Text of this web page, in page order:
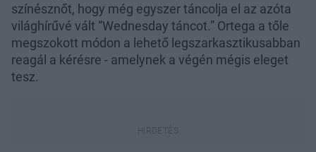
színésznőt, hogy még egyszer táncolja el az azóta
világhírűvé vált “Wednesday táncot.” Ortega a tőle
megszokott módon a lehető legszarkasztikusabban
reagál a kérésre - amelynek a végén mégis eleget
tesz.